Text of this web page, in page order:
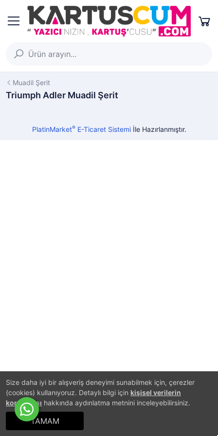
Size daha iyi bir alışveriş deneyimi sunabilmek için, çerezler
(cookies) kullanıyoruz. Detaylı bilgi için kişisel verilerin
korunması hakkında aydınlatma metnini inceleyebilirsiniz.
TAMAM
Muadil Şerit
Triumph Adler Muadil Şerit
PlatinMarket®E-Ticaret Sistemiİle Hazırlanmıştır.